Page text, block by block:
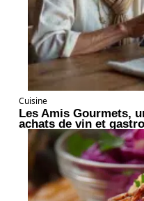
Cuisine
Les Amis Gourmets,
achats de vin et